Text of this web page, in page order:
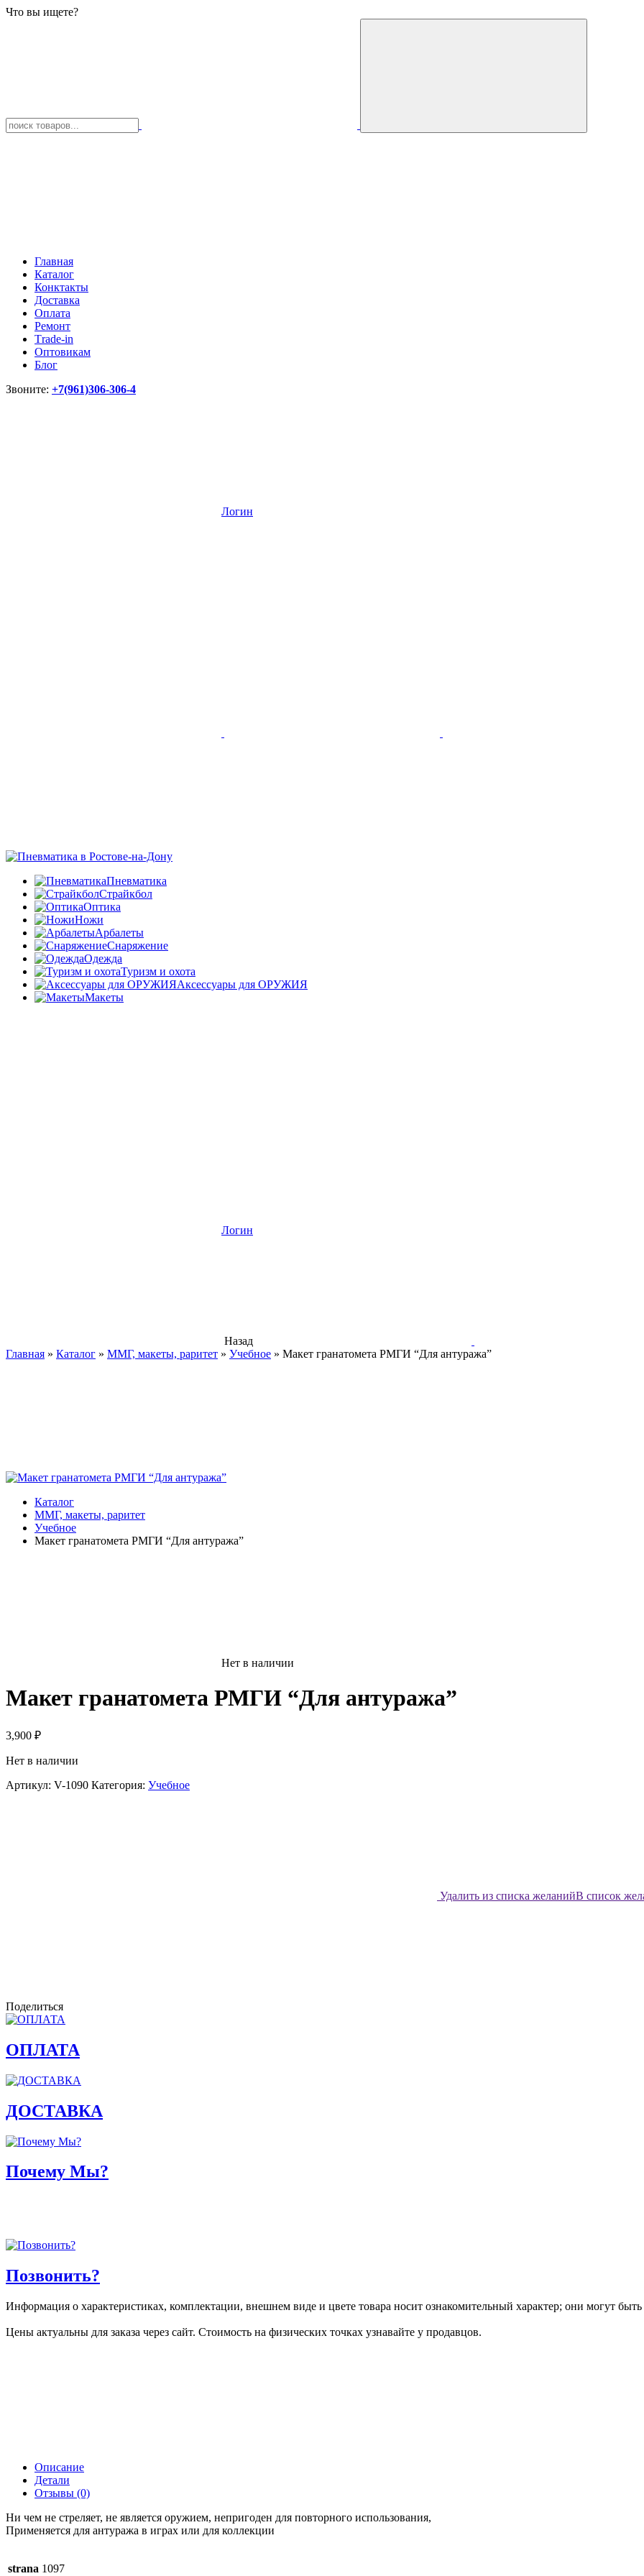
Что вы ищете?
Главная
Каталог
Конктакты
Доставка
Оплата
Ремонт
Тrade-in
Оптовикам
Блог
Звоните: +7(961)306-306-4
Логин
Пневматика
Страйкбол
Оптика
Ножи
Арбалеты
Снаряжение
Одежда
Туризм и охота
Аксессуары для ОРУЖИЯ
Макеты
Логин
Назад
Главная » Каталог » ММГ, макеты, раритет » Учебное » Макет гранатомета РМГИ “Для антуража”
Каталог
ММГ, макеты, раритет
Учебное
Макет гранатомета РМГИ “Для антуража”
Нет в наличии
Макет гранатомета РМГИ “Для антуража”
3,900 ₽
Нет в наличии
Артикул: V-1090 Категория: Учебное
Удалить из списка желанийВ список
Поделиться
ОПЛАТА
ДОСТАВКА
Почему Мы?
Позвонить?
Информация о характеристиках, комплектации, внешнем виде и цвете товара носит ознакомительный характер; они могут
Цены актуальны для заказа через сайт. Стоимость на физических точках узнавайте у продавцов.
Описание
Детали
Отзывы (0)
Ни чем не стреляет, не является оружием, непригоден для повторного использования,
Применяется для антуража в играх или для коллекции
strana 1097